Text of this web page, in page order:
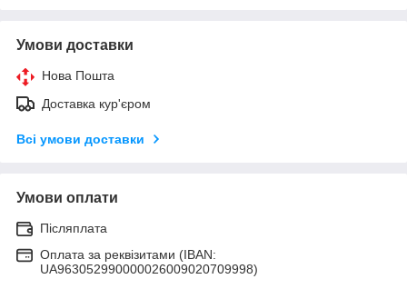
Умови доставки
Нова Пошта
Доставка кур'єром
Всі умови доставки
Умови оплати
Післяплата
Оплата за реквізитами (IBAN:
UA963052990000026009020709998)